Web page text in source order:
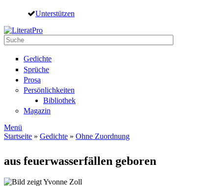
Direkt zum Inhalt
Unterstützen
Suche
Gedichte
Sprüche
Prosa
Persönlichkeiten
Bibliothek
Magazin
Menü
Startseite » Gedichte » Ohne Zuordnung
aus feuerwasserfällen geboren